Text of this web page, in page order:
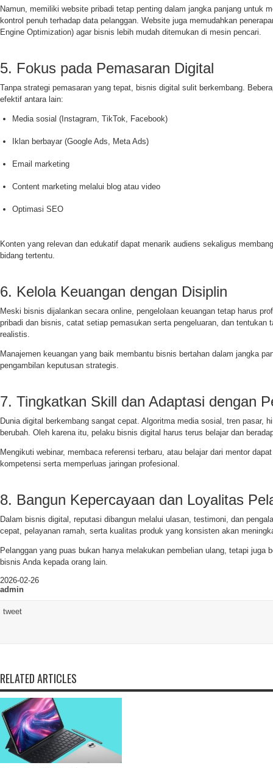
Namun, memiliki website pribadi tetap penting dalam jangka panjang untuk
kontrol penuh terhadap data pelanggan. Website juga memudahkan
Engine Optimization) agar bisnis lebih mudah ditemukan di mesin pencari.
5. Fokus pada Pemasaran Digital
Tanpa strategi pemasaran yang tepat, bisnis digital sulit berkembang.
efektif antara lain:
Media sosial (Instagram, TikTok, Facebook)
Iklan berbayar (Google Ads, Meta Ads)
Email marketing
Content marketing melalui blog atau video
Optimasi SEO
Konten yang relevan dan edukatif dapat menarik audiens sekaligus
bidang tertentu.
6. Kelola Keuangan dengan Disiplin
Meski bisnis dijalankan secara online, pengelolaan keuangan tetap harus
pribadi dan bisnis, catat setiap pemasukan serta pengeluaran, dan tentukan
realistis.
Manajemen keuangan yang baik membantu bisnis bertahan dalam jangka
pengambilan keputusan strategis.
7. Tingkatkan Skill dan Adaptasi dengan
Dunia digital berkembang sangat cepat. Algoritma media sosial, tren pasar,
berubah. Oleh karena itu, pelaku bisnis digital harus terus belajar dan
Mengikuti webinar, membaca referensi terbaru, atau belajar dari mentor
kompetensi serta memperluas jaringan profesional.
8. Bangun Kepercayaan dan Loyalitas
Dalam bisnis digital, reputasi dibangun melalui ulasan, testimoni, dan
cepat, pelayanan ramah, serta kualitas produk yang konsisten akan
Pelanggan yang puas bukan hanya melakukan pembelian ulang, tetapi juga
bisnis Anda kepada orang lain.
2026-02-26
admin
tweet
RELATED ARTICLES